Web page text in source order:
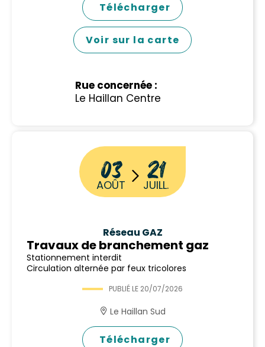
Télécharger
Voir sur la carte
Rue concernée :
Le Haillan Centre
Réseau GAZ
Travaux de branchement gaz
Stationnement interdit
Circulation alternée par feux tricolores
PUBLIÉ LE 20/07/2026
Le Haillan Sud
Télécharger
03
AOÛT 21
JUILL.